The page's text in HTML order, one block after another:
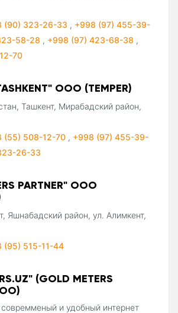
(90) 323-26-33 , +998 (97) 455-39-
58-28 , +998 (97) 423-68-38 ,
70
ООО (TEMPER)
Ташкент, Мирабадский район,
(55) 508-12-70 , +998 (97) 455-39-
26-33
PARTNER" ООО
Яшнабадский район, ул. Алимкент,
(95) 515-11-44
(GOLD METERS
и удобный интернет